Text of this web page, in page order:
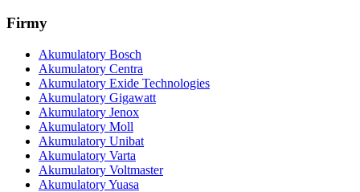
Firmy
Akumulatory Bosch
Akumulatory Centra
Akumulatory Exide Technologies
Akumulatory Gigawatt
Akumulatory Jenox
Akumulatory Moll
Akumulatory Unibat
Akumulatory Varta
Akumulatory Voltmaster
Akumulatory Yuasa